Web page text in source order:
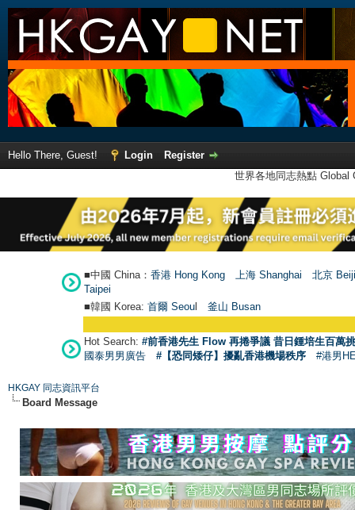
Hello There, Guest! Login
Register
世界各地同志熱點
■中國 China： 香港 Hong Kong 上海 Shanghai
北京
Taipei
■韓國 Korea: 首爾 Seoul 釜山 Busan
Hot Search: #前香港先生 Flow 再捲爭議 昔日鍾培生百萬
國泰男男廣告
#【恐同矮仔】擾亂香港機場秩序 #港男
HKGAY 同志資訊平台
Board Message